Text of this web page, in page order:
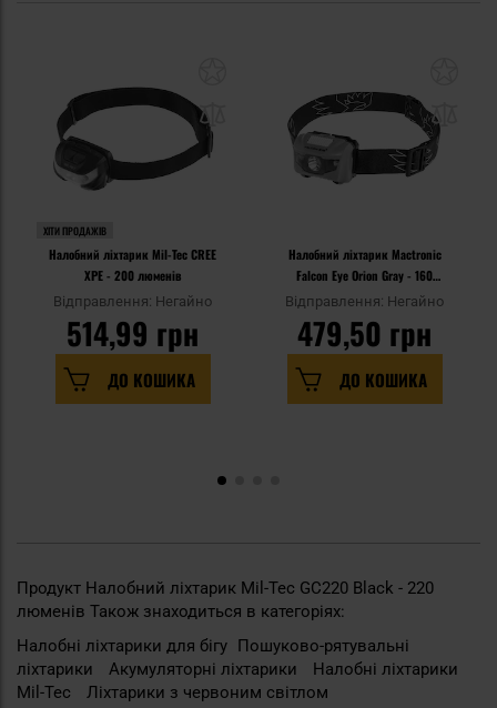
ХІТИ ПРОДАЖІВ
Налобний ліхтарик Mil-Tec CREE
XPE - 200 люменів
Відправлення: Негайно
514,99 грн
ДО КОШИКА
Налобний ліхтарик Mactronic
Falcon Eye Orion Gray - 160
люменів
Відправлення: Негайно
479,50 грн
ДО КОШИКА
Продукт Налобний ліхтарик Mil-Tec GC220 Black - 220
люменів Також знаходиться в категоріях:
Налобні ліхтарики для бігу Пошуково-рятувальні
ліхтарики
Акумуляторні ліхтарики
Налобні ліхтарики
Mil-Tec
Ліхтарики з червоним світлом